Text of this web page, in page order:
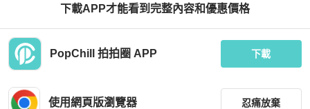
下載APP才能看到完整內容和優惠價格
PopChill 拍拍圈 APP 下載
使用網頁版瀏覽器 忍痛放棄